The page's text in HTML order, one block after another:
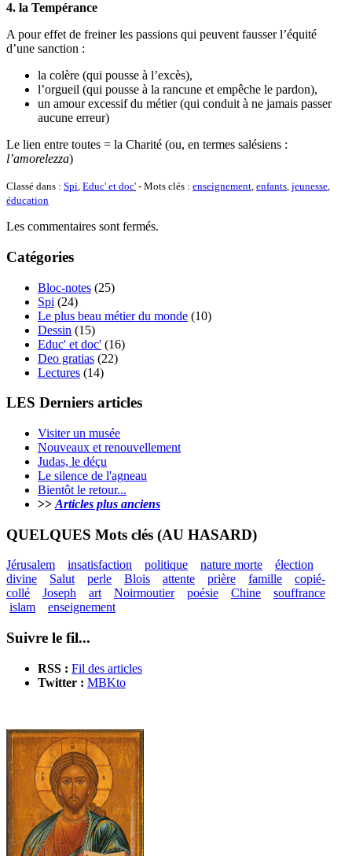
4. la Tempérance
A pour effet de freiner les passions qui peuvent fausser l’équité
d’une sanction :
la colère (qui pousse à l’excès),
l’orgueil (qui pousse à la rancune et empêche le pardon),
un amour excessif du métier (qui conduit à ne jamais passer
aucune erreur)
Le lien entre toutes = la Charité (ou, en termes salésiens :
l’amorelezza)
Classé dans : Spi, Educ' et doc' - Mots clés : enseignement, enfants, jeunesse,
éducation
Les commentaires sont fermés.
Catégories
Bloc-notes (25)
Spi (24)
Le plus beau métier du monde (10)
Dessin (15)
Educ' et doc' (16)
Deo gratias (22)
Lectures (14)
LES Derniers articles
Visiter un musée
Nouveaux et renouvellement
Judas, le déçu
Le silence de l'agneau
Bientôt le retour...
>> Articles plus anciens
QUELQUES Mots clés (AU HASARD)
Jérusalem insatisfaction politique nature morte
élection
divine
Salut perle Blois attente prière famille
copié-
collé
Joseph art Noirmoutier poésie Chine
souffrance
islam
enseignement
Suivre le fil...
RSS : Fil des articles
Twitter : MBKto